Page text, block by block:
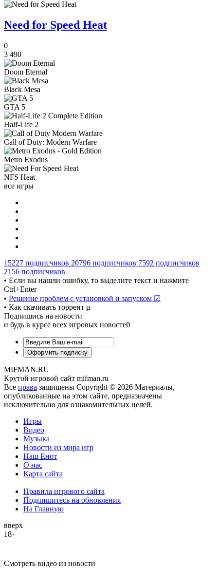
Need for Speed Heat
0
3 490
Doom Eternal
Black Mesa
GTA 5
Half-Life 2
Call of Duty: Modern Warfare
Metro Exodus
NFS Heat
все игры
15227 подписчиков 20796 подписчиков 7592 подписчиков
2156 подписчиков
• Если вы нашли ошибку, то выделите текст и нажмите
Ctrl+Enter
• Решение проблем с установкой и запуском ☑
• Как скачивать торрент μ
Подпишись на новости
и будь в курсе всех игровых новостей
MIFMAN.RU
Крутой игровой сайт mifman.ru
Все права защищены Copyright © 2026 Материалы,
опубликованные на этом сайте, предназначены
исключительно для ознакомительных целей.
Игры
Видео
Музыка
Новости из мира игр
Наш Енот
О нас
Карта сайта
Правила игрового сайта
Подпишитесь на обновления
На Главную
вверх
18+
Смотреть видео из новости